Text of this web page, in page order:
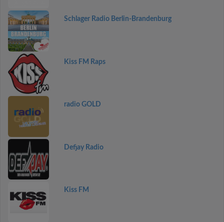
Schlager Radio Berlin-Brandenburg
Kiss FM Raps
radio GOLD
Defjay Radio
Kiss FM